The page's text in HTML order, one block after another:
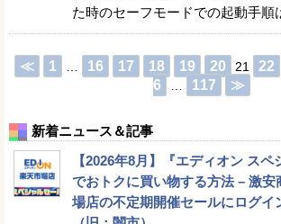
た時のセーフモードでの起動手順
≪ 1 16 17 18 19 20 21 22
6
117 ≫
新着ニュース＆記事
【2026年8月】『エディオン スペ
でおトクに買い物する方法 – 激安
場店の不定期開催セールにログイ